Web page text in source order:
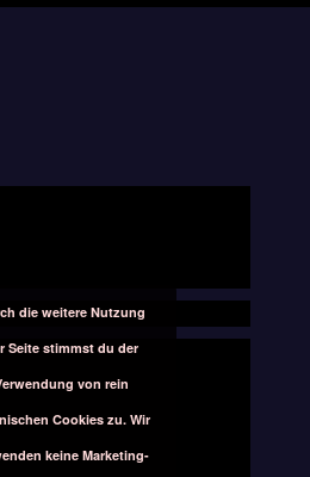
die weitere Nutzung
Seite stimmst du der
von rein
Cookies zu. Wir
keine Marketing-